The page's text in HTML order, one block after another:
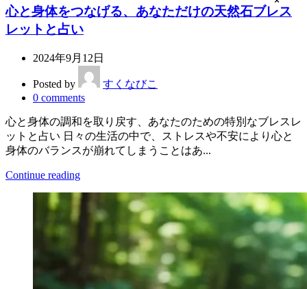
心と身体をつなげる、あなただけの天然石ブレス
レットと占い
2024年9月12日
Posted by
すくなびこ
0 comments
心と身体の調和を取り戻す、あなたのための特別なブレスレ
ットと占い 日々の生活の中で、ストレスや不安により心と
身体のバランスが崩れてしまうことはあ...
Continue reading